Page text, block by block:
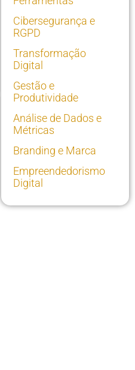
Cibersegurança e
RGPD
Transformação
Digital
Gestão e
Produtividade
Análise de Dados e
Métricas
Branding e Marca
Empreendedorismo
Digital